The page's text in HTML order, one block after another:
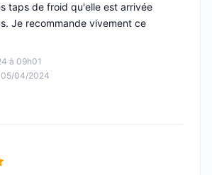
à 09h01
05/04/2024
taps de froid qu'elle est arrivée
Je recommande vivement ce
5